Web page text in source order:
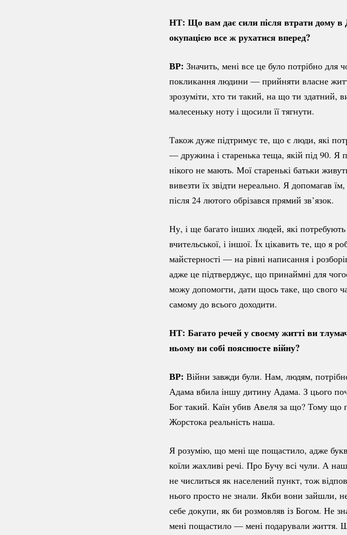
НТ: Що вам дає сили після втрати дому в
окупацією все ж рухатися вперед?
ВР: Значить, мені все це було потрібно
покликання людини — прийняти власне
зрозуміти, хто ти такий, на що ти здатний,
малесеньку ноту і щосили її тягнути.
Також дуже підтримує те, що є люди, які
— дружина і старенька теща, якій під 90. Я
нікого не мають. Мої старенькі батьки
вивезти їх звідти нереально. Я допомагав
після 24 лютого обрізався прямий зв’язок.
Ну, і ще багато інших людей, які
вчительської, і іншої. Їх цікавить те, що я
майстерності — на рівні написання і
адже це підтверджує, що принаймні для
можу допомогти, дати щось таке, що свого
самому до всього доходити.
НТ: Багато речей у своєму житті ви
ньому ви собі пояснюєте війну?
ВР: Війни завжди були. Нам, людям,
Адама вбила іншу дитину Адама. З цього
Бог такий. Каїн убив Авеля за що? Тому що
Жорстока реальність наша.
Я розумію, що мені ще пощастило, адже
коїли жахливі речі. Про Бучу всі чули. А
не числиться як населений пункт, тож
нього просто не знали. Якби вони зайшли,
себе докупи, як би розмовляв із Богом. Не
мені пощастило — мені подарували життя.